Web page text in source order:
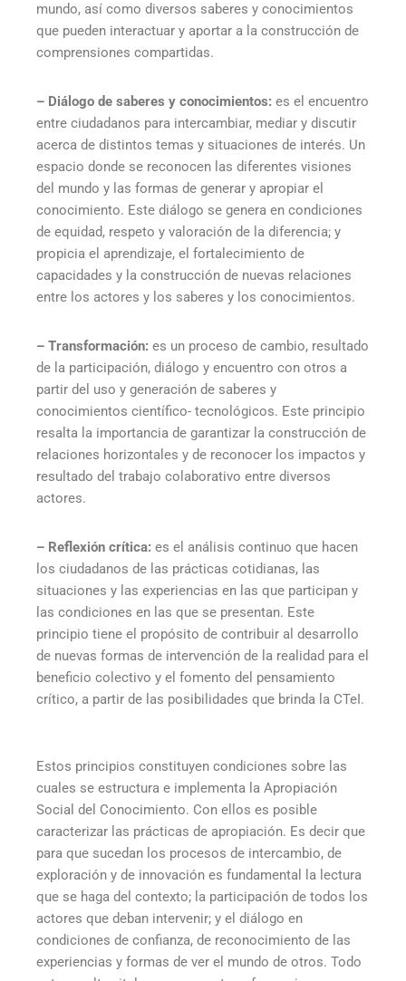
mundo, así como diversos saberes y conocimientos
que pueden interactuar y aportar a la construcción de
comprensiones compartidas.
– Diálogo de saberes y conocimientos: es el encuentro
entre ciudadanos para intercambiar, mediar y discutir
acerca de distintos temas y situaciones de interés. Un
espacio donde se reconocen las diferentes visiones
del mundo y las formas de generar y apropiar el
conocimiento. Este diálogo se genera en condiciones
de equidad, respeto y valoración de la diferencia; y
propicia el aprendizaje, el fortalecimiento de
capacidades y la construcción de nuevas relaciones
entre los actores y los saberes y los conocimientos.
– Transformación: es un proceso de cambio, resultado
de la participación, diálogo y encuentro con otros a
partir del uso y generación de saberes y
conocimientos científico- tecnológicos. Este principio
resalta la importancia de garantizar la construcción de
relaciones horizontales y de reconocer los impactos y
resultado del trabajo colaborativo entre diversos
actores.
– Reflexión crítica: es el análisis continuo que hacen
los ciudadanos de las prácticas cotidianas, las
situaciones y las experiencias en las que participan y
las condiciones en las que se presentan. Este
principio tiene el propósito de contribuir al desarrollo
de nuevas formas de intervención de la realidad para el
beneficio colectivo y el fomento del pensamiento
crítico, a partir de las posibilidades que brinda la CTeI.
Estos principios constituyen condiciones sobre las
cuales se estructura e implementa la Apropiación
Social del Conocimiento. Con ellos es posible
caracterizar las prácticas de apropiación. Es decir que
para que sucedan los procesos de intercambio, de
exploración y de innovación es fundamental la lectura
que se haga del contexto; la participación de todos los
actores que deban intervenir; y el diálogo en
condiciones de confianza, de reconocimiento de las
experiencias y formas de ver el mundo de otros. Todo